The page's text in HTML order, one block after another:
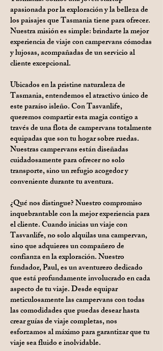
apasionada por la exploración y la belleza de
los paisajes que Tasmania tiene para ofrecer.
Nuestra misión es simple: brindarte la mejor
experiencia de viaje con campervans cómodas
y lujosas, acompañadas de un servicio al
cliente excepcional.
Ubicados en la pristine naturaleza de
Tasmania, entendemos el atractivo único de
este paraíso isleño. Con Tasvanlife,
queremos compartir esta magia contigo a
través de una flota de campervans totalmente
equipadas que son tu hogar sobre ruedas.
Nuestras campervans están diseñadas
cuidadosamente para ofrecer no solo
transporte, sino un refugio acogedor y
conveniente durante tu aventura.
¿Qué nos distingue? Nuestro compromiso
inquebrantable con la mejor experiencia para
el cliente. Cuando inicias un viaje con
Tasvanlife, no solo alquilas una campervan,
sino que adquieres un compañero de
confianza en la exploración. Nuestro
fundador, Paul, es un aventurero dedicado
que está profundamente involucrado en cada
aspecto de tu viaje. Desde equipar
meticulosamente las campervans con todas
las comodidades que puedas desear hasta
crear guías de viaje completas, nos
esforzamos al máximo para garantizar que tu
viaje sea fluido e inolvidable.